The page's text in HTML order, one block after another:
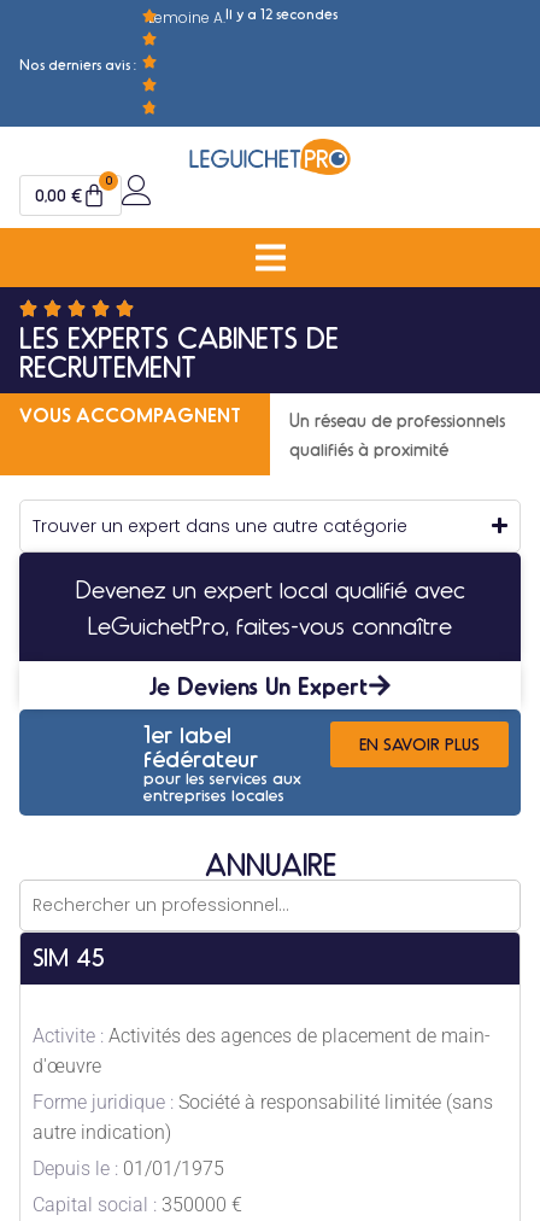
Nos derniers avis :
Lemoine A.Il y a 12 secondes
0,00 €
0
LES EXPERTS ​CABINETS DE
RECRUTEMENT
VOUS ACCOMPAGNENT
Un réseau de professionnels
qualifiés à proximité
1er label
fédérateur
pour les services aux
entreprises locales
EN SAVOIR PLUS
ANNUAIRE
SIM 45
Activite : Activités des agences de placement de main-
d'œuvre
Forme juridique : Société à responsabilité limitée (sans
autre indication)
Depuis le : 01/01/1975
Capital social : 350000 €
Trouver un expert dans une autre catégorie
Devenez un expert local qualifié avec
LeGuichetPro, faites-vous connaître
Je Deviens Un Expert